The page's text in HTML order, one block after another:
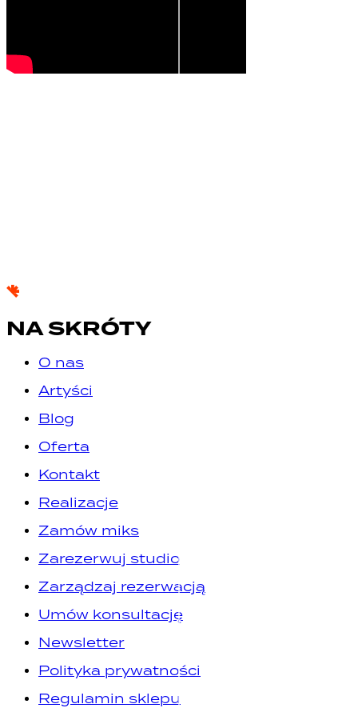
NA SKRÓTY
O nas
Artyści
Blog
Oferta
Kontakt
Realizacje
Zamów miks
Zarezerwuj studio
Zarządzaj rezerwacją
Umów konsultację
Newsletter
Polityka prywatności
Regulamin sklepu